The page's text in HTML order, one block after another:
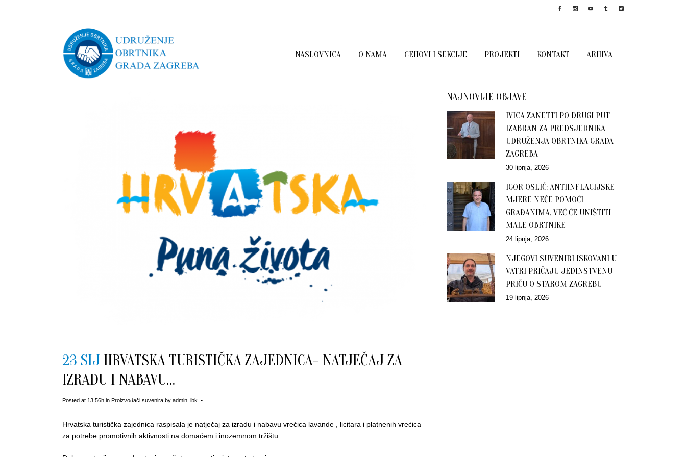
NASLOVNICA O NAMA CEHOVI I SEKCIJE PROJEKTI KONTAKT ARHIVA
23 SIJ HRVATSKA TURISTIČKA ZAJEDNICA- NATJEČAJ ZA
IZRADU I NABAVU…
Posted at 13:56h in Proizvođači suvenira by admin_ibk
Hrvatska turistička zajednica raspisala je natječaj za izradu i nabavu vrećica lavande , licitara i platnenih vrećica
za potrebe promotivnih aktivnosti na domaćem i inozemnom tržištu.
NAJNOVIJE OBJAVE
IVICA ZANETTI PO DRUGI PUT
IZABRAN ZA PREDSJEDNIKA
UDRUŽENJA OBRTNIKA GRADA
ZAGREBA
30 lipnja, 2026
IGOR OSLIĆ: ANTIINFLACIJSKE
MJERE NEĆE POMOĆI
GRAĐANIMA, VEĆ ĆE UNIŠTITI
MALE OBRTNIKE
24 lipnja, 2026
NJEGOVI SUVENIRI ISKOVANI U
VATRI PRIČAJU JEDINSTVENU
PRIČU O STAROM ZAGREBU
19 lipnja, 2026